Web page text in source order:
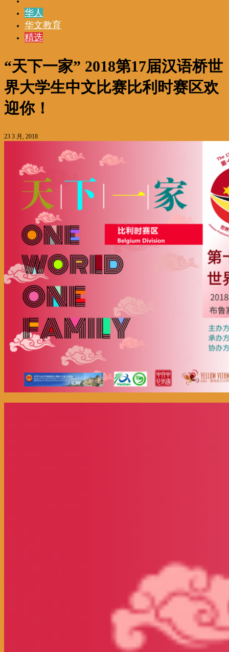
华人
华文教育
精选
“天下一家” 2018第17届汉语桥世
界大学生中文比赛比利时赛区欢
迎你！
23 3 月, 2018